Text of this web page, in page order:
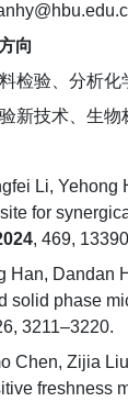
向
检验、分析化
新技术、生
Li,
for
, 469,
Han, Dandan
solid phase
3211–3220.
Chen, Zijia
freshness